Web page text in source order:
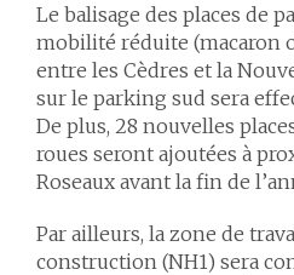
Le balisage des places de
mobilité réduite (macaron
entre les Cèdres et la
sur le parking sud sera
De plus, 28 nouvelles
roues seront ajoutées à
Roseaux avant la fin de
Par ailleurs, la zone de
construction (NH1) sera